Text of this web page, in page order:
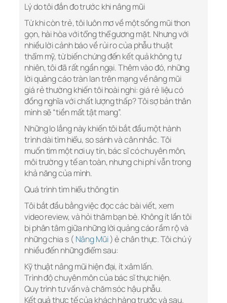
Lý do tôi đắn đo trước khi nâng mũi
Từ khi còn trẻ, tôi luôn mơ về một sống mũi thon
gọn, hài hòa với tổng thể gương mặt. Nhưng với
nhiều lời cảnh báo về rủi ro của phẫu thuật
thẩm mỹ, từ biến chứng đến kết quả không tự
nhiên, tôi đã rất ngần ngại. Thêm vào đó, những
lời quảng cáo tràn lan trên mạng về nâng mũi
giá rẻ thường khiến tôi hoài nghi: giá rẻ liệu có
đồng nghĩa với chất lượng thấp? Tôi sợ bản thân
mình sẽ “tiền mất tật mang”.
Những lo lắng này khiến tôi bắt đầu một hành
trình dài tìm hiểu, so sánh và cân nhắc. Tôi
muốn tìm một nơi uy tín, bác sĩ có chuyên môn,
môi trường y tế an toàn, nhưng chi phí vẫn trong
khả năng của mình.
Quá trình tìm hiểu thông tin
Tôi bắt đầu bằng việc đọc các bài viết, xem
video review, và hỏi thăm bạn bè. Không ít lần tôi
bị phân tâm giữa những lời quảng cáo rầm rộ và
những chia s ( Nâng Mũi) ẻ chân thực. Tôi chú ý
nhiều đến những điểm sau:
Kỹ thuật nâng mũi hiện đại, ít xâm lấn.
Trình độ chuyên môn của bác sĩ thực hiện.
Quy trình tư vấn và chăm sóc hậu phẫu.
Kết quả thực tế của khách hàng trước và sau.